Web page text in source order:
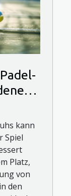
kann
Spiel
Platz,
von
den